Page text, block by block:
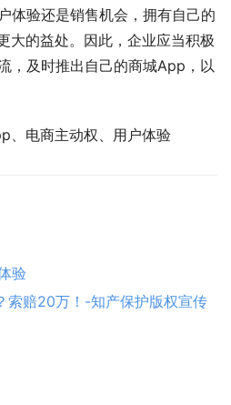
体验还是销售机会，拥有自己的
大的益处。因此，企业应当积极
，及时推出自己的商城App，以
、电商主动权、用户体验
验
索赔20万！-知产保护版权宣传